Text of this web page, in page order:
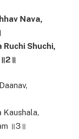
Nava,
Shuchi,
Kaushala,
॥3॥